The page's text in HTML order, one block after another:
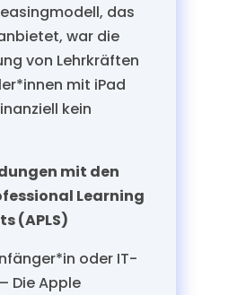
das
war die
von Lehrkräften
mit iPad
kein
mit den
Learning
(APLS)
oder IT-
Die Apple